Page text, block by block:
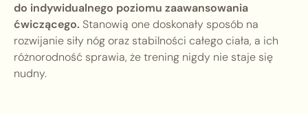
do indywidualnego poziomu zaawansowania
ćwiczącego. Stanowią one doskonały sposób na
rozwijanie siły nóg oraz stabilności całego ciała, a ich
różnorodność sprawia, że trening nigdy nie staje się
nudny.